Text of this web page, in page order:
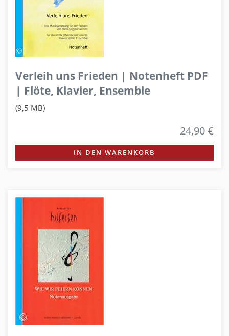
Verleih uns Frieden | Notenheft PDF
| Flöte, Klavier, Ensemble
(9,5 MB)
24,90 €
IN DEN WARENKORB